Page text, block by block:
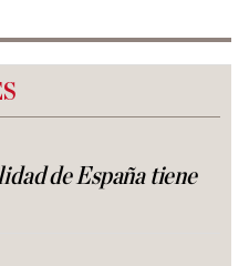
de España tiene